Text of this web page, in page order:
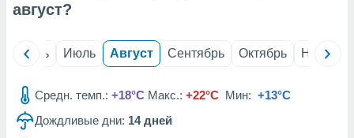
рекламы
сведения
август?
Июнь Июль Август Сентябрь Октябрь Ноябрь
Средн. темп.: +18°C Макс.: +22°C Мин: +13°C
Дождливые дни: 14дней